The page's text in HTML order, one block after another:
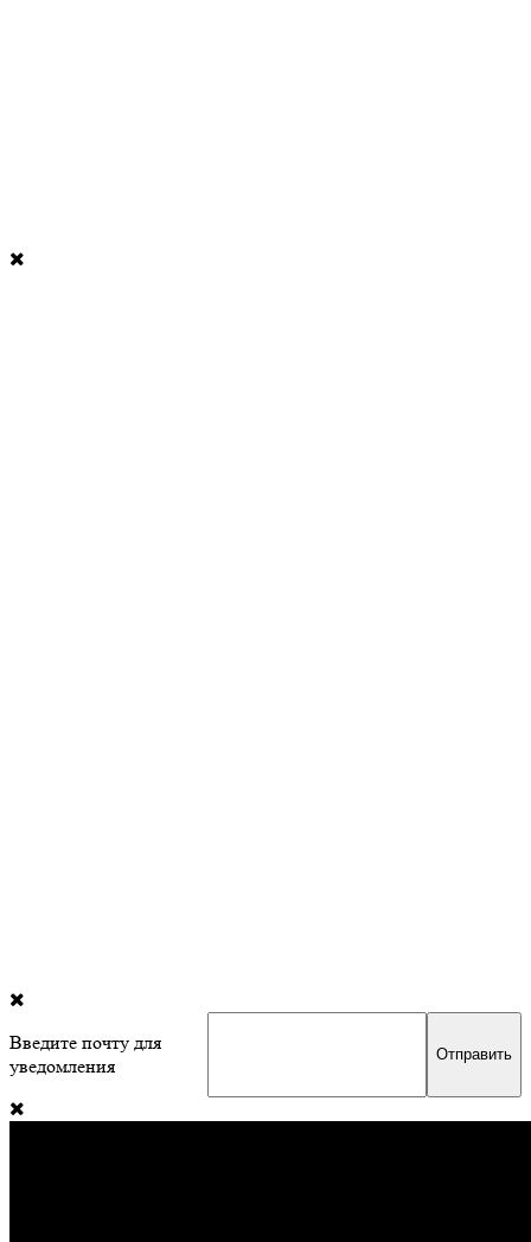
Введите почту для
уведомления